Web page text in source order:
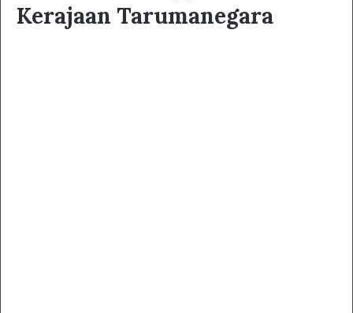
Kerajaan Tarumanegara